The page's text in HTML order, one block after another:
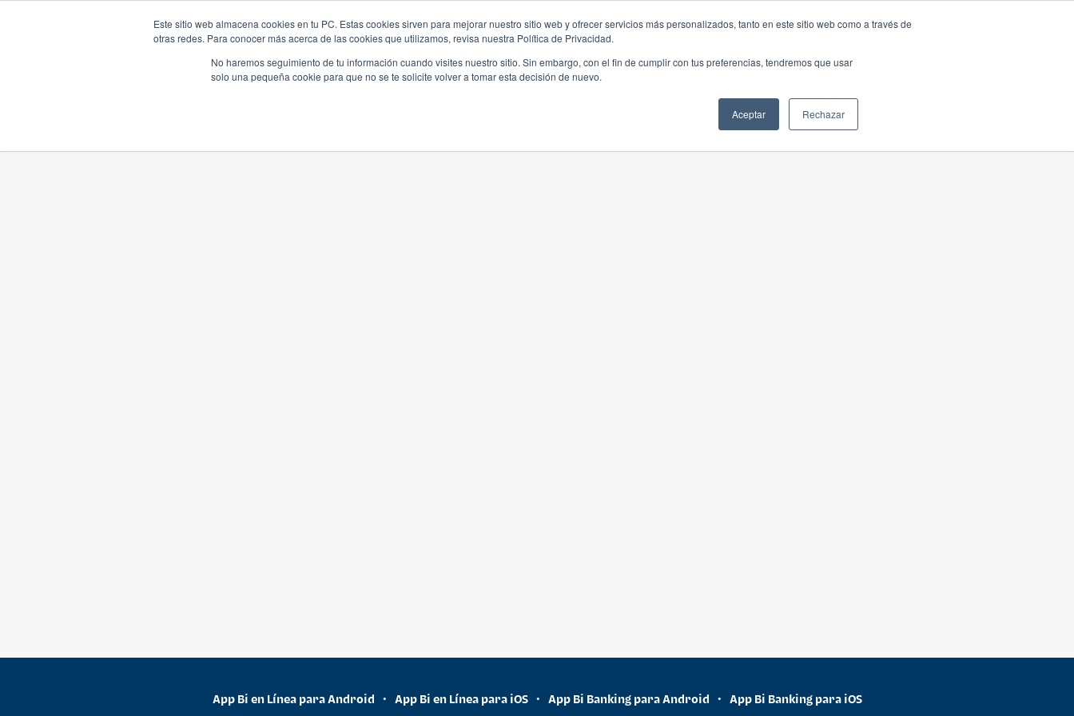
Este sitio web almacena cookies en tu PC. Estas cookies sirven para mejorar nuestro sitio web y ofrecer servicios más personalizados, tanto en este sitio web como a través de
otras redes. Para conocer más acerca de las cookies que utilizamos, revisa nuestra Política de Privacidad.
No haremos seguimiento de tu información cuando visites nuestro sitio. Sin embargo, con el fin de cumplir con tus preferencias, tendremos que usar
solo una pequeña cookie para que no se te solicite volver a tomar esta decisión de nuevo.
Aceptar Rechazar
App Bi en Línea para Android • App Bi en Línea para iOS • App Bi Banking para Android • App Bi Banking para iOS